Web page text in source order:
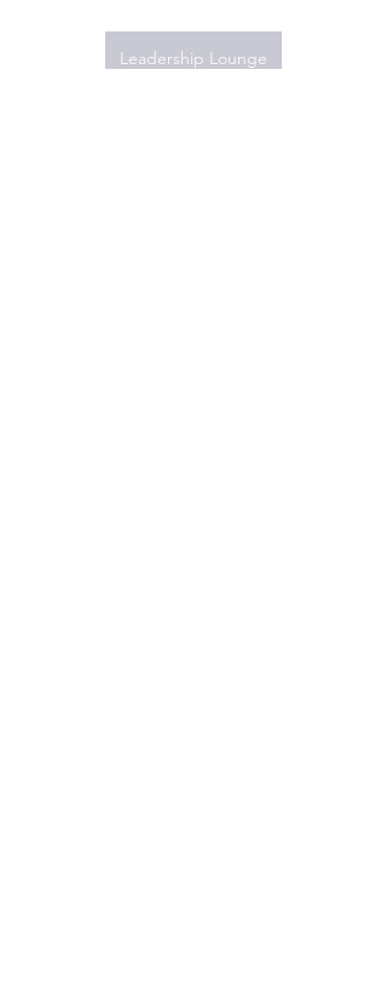
Leadership Lounge